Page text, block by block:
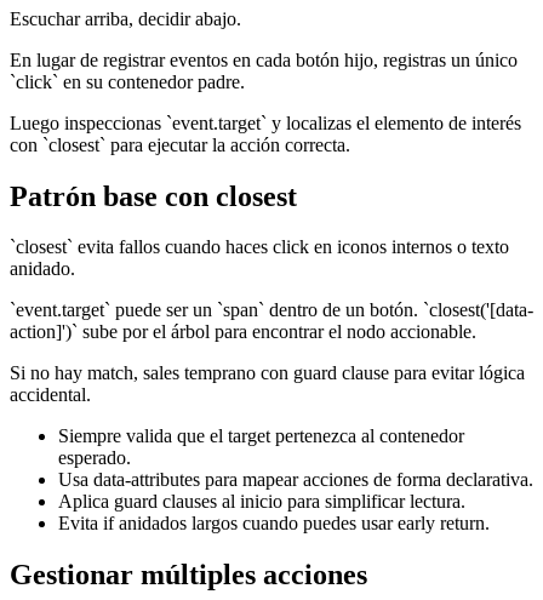
Escuchar arriba, decidir abajo.
En lugar de registrar eventos en cada botón hijo, registras un único
`click` en su contenedor padre.
Luego inspeccionas `event.target` y localizas el elemento de interés
con `closest` para ejecutar la acción correcta.
Patrón base con closest
`closest` evita fallos cuando haces click en iconos internos o texto
anidado.
`event.target` puede ser un `span` dentro de un botón. `closest('[data-
action]')` sube por el árbol para encontrar el nodo accionable.
Si no hay match, sales temprano con guard clause para evitar lógica
accidental.
Siempre valida que el target pertenezca al contenedor
esperado.
Usa data-attributes para mapear acciones de forma declarativa.
Aplica guard clauses al inicio para simplificar lectura.
Evita if anidados largos cuando puedes usar early return.
Gestionar múltiples acciones